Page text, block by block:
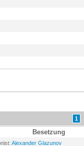
1
Besetzung
Alexander Glazunov